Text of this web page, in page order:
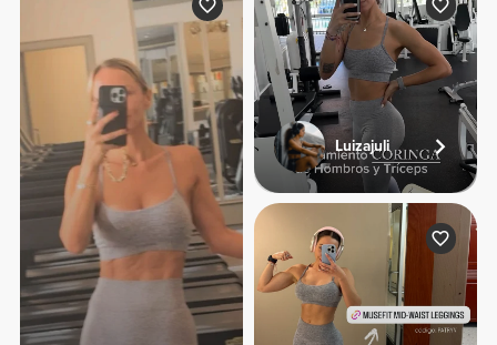
Luizajuli